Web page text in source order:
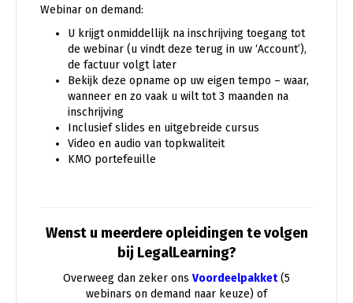
Webinar on demand:
U krijgt onmiddellijk na inschrijving toegang tot
de webinar (u vindt deze terug in uw ‘Account’),
de factuur volgt later
Bekijk deze opname op uw eigen tempo – waar,
wanneer en zo vaak u wilt tot 3 maanden na
inschrijving
Inclusief slides en uitgebreide cursus
Video en audio van topkwaliteit
KMO portefeuille
Wenst u meerdere opleidingen te volgen
bij LegalLearning?
Overweeg dan zeker ons Voordeelpakket(5
webinars on demand naar keuze) of